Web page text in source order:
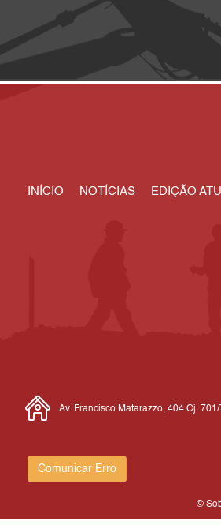
INÍCIO NOTÍCIAS EDIÇÃO
Av. Francisco Matarazzo, 404 Cj.
Comunicar Erro
©